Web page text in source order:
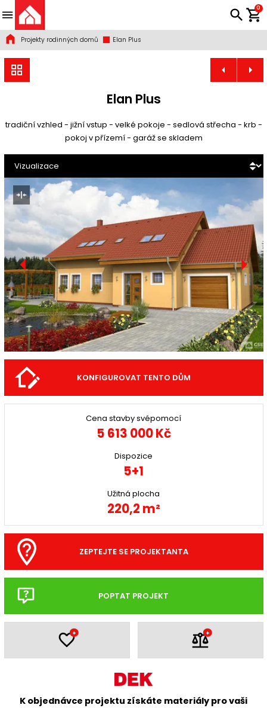
0
Projekty rodinných domů Elan Plus
Elan Plus
tradiční vzhled - jižní vstup - velké pokoje - sedlová střecha - krb -
pokoj v přízemí - garáž se skladem
KONFIGUROVAT TENTO DŮM
Cena stavby svépomocí
5 613 000 Kč
Dispozice
5+1
Užitná plocha
220,2 m²
ZEPTEJTE SE PROJEKTANTA
POPTAT PROJEKT
+ +
K objednávce projektu získáte materiály pro vaši